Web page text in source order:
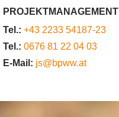
PROJEKTMANAGEMENT
Tel.: +43 2233 54187-23
Tel.: 0676 81 22 04 03
E-Mail: js@bpww.at